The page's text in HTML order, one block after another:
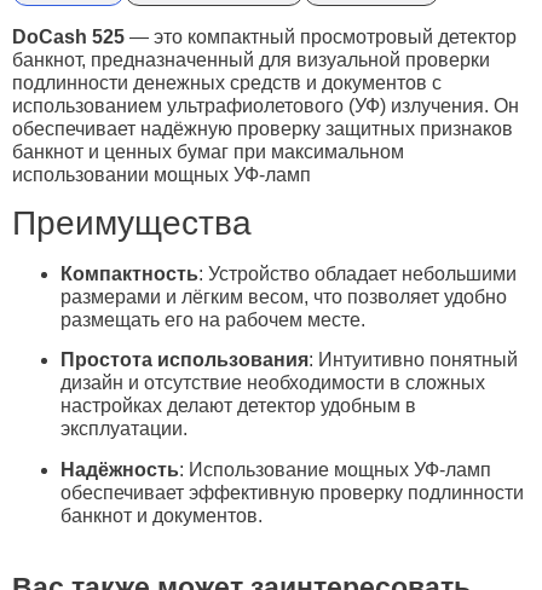
DoCash 525 — это компактный просмотровый детектор
банкнот, предназначенный для визуальной проверки
подлинности денежных средств и документов с
использованием ультрафиолетового (УФ) излучения. Он
обеспечивает надёжную проверку защитных признаков
банкнот и ценных бумаг при максимальном
использовании мощных УФ-ламп
Преимущества
Компактность: Устройство обладает небольшими
размерами и лёгким весом, что позволяет удобно
размещать его на рабочем месте.
Простота использования: Интуитивно понятный
дизайн и отсутствие необходимости в сложных
настройках делают детектор удобным в
эксплуатации.
Надёжность: Использование мощных УФ-ламп
обеспечивает эффективную проверку подлинности
банкнот и документов.